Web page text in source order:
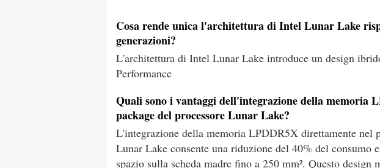
Cosa rende unica l'architettura di Intel Lunar Lake
generazioni?
L'architettura di Intel Lunar Lake introduce un design
Performance
Quali sono i vantaggi dell'integrazione della memoria
package del processore Lunar Lake?
L'integrazione della memoria LPDDR5X direttamente nel
Lunar Lake consente una riduzione del 40% del consumo
spazio sulla scheda madre fino a 250 mm². Questo design